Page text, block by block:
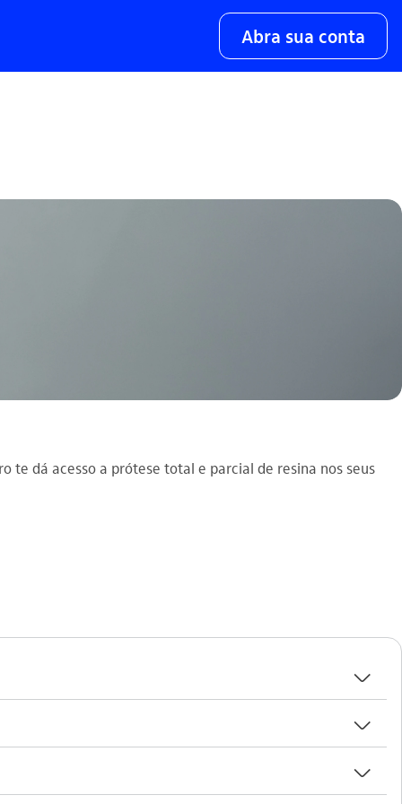
Abra sua conta
te dá acesso a prótese total e parcial de resina nos seus
seta_baixo
seta_baixo
seta_baixo